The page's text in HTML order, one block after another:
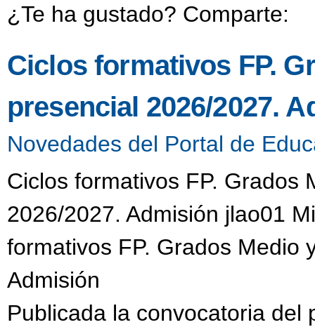
¿Te ha gustado? Comparte:
Ciclos formativos FP.
presencial 2026/2027.
Novedades del Portal de
Ciclos formativos FP. Grados
2026/2027. Admisión jlao01
formativos FP. Grados Medio
Admisión
Publicada la convocatoria del